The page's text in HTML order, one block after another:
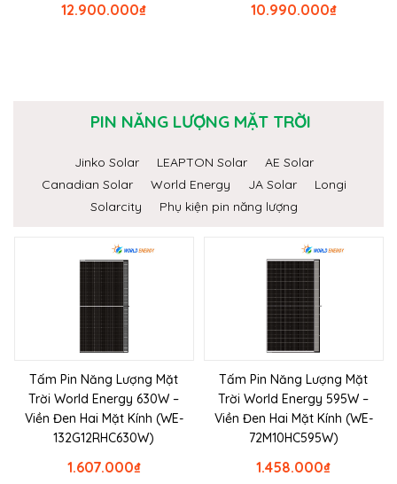
₫
12.900.000 ₫
10.990.000
PIN NĂNG LƯỢNG MẶT TRỜI
Jinko Solar LEAPTON Solar
AE Solar
Canadian Solar
World Energy JA Solar
Longi
Solarcity
Phụ kiện pin năng lượng
Tấm Pin Năng Lượng Mặt
Trời World Energy 630W –
Viền Đen Hai Mặt Kính (WE-
132G12RHC630W)
₫
1.607.000
Tấm Pin Năng Lượng Mặt
Trời World Energy 595W –
Viền Đen Hai Mặt Kính (WE-
72M10HC595W)
₫
1.458.000